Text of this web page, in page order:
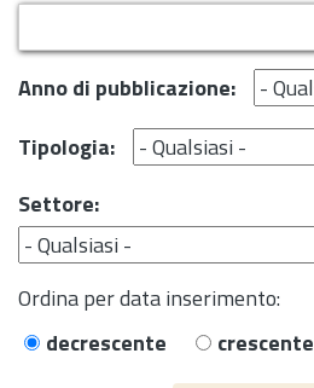
Anno di pubblicazione:
Tipologia:
Settore:
Ordina per data inserimento:
decrescente
crescente